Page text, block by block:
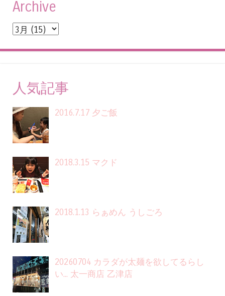
Archive
人気記事
2016.7.17 夕ご飯
2018.3.15 マクド
2018.1.13 らぁめん うしごろ
20260704 カラダが太麺を欲してるらし
い... 太一商店 乙津店